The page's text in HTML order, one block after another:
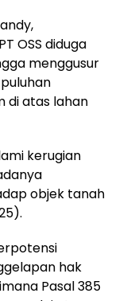
OSS diduga
menggusur
di atas lahan
kerugian
objek tanah
hak
Pasal 385